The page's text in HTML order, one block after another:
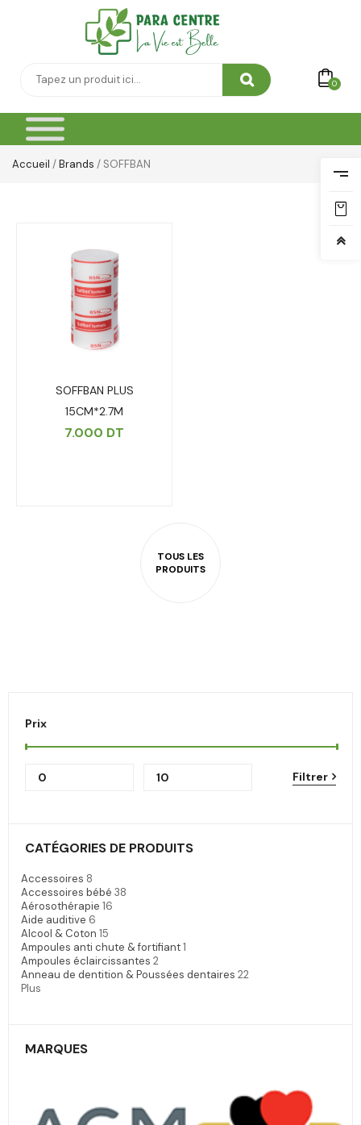
0
Accueil /Brands / SOFFBAN
Prix
Filtrer
CATÉGORIES DE PRODUITS
Accessoires 8
Accessoires bébé 38
Aérosothérapie 16
Aide auditive 6
Alcool & Coton 15
Ampoules anti chute & fortifiant1
Ampoules éclaircissantes 2
Anneau de dentition & Poussées dentaires 22
Plus
MARQUES
SOFFBAN PLUS
15CM*2.7M
7.000 DT